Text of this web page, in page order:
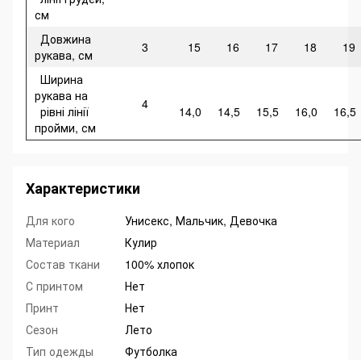
см
Довжина
рукава, см
3 15 16 17 18
19
Ширина
рукава на
рівні лінії
пройми, см
4 14,0 14,5 15,5 16,0 16,5
Характеристики
Для кого
Унисекс, Мальчик, Девочка
Материал
Кулир
Состав ткани
100% хлопок
С принтом
Нет
Принт
Нет
Сезон
Лето
Тип одежды
Футболка